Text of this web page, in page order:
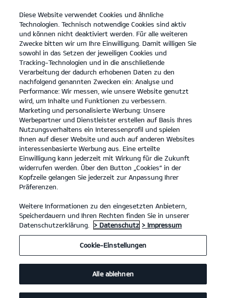
open
menu
KONTAKT
PREISLISTEN
Modelle
Business
Angebote
Elektromobilität
Aktuelles
Diese Website verwendet Cookies und ähnliche
Technologien. Technisch notwendige Cookies sind aktiv
und können nicht deaktiviert werden. Für alle weiteren
Zwecke bitten wir um Ihre Einwilligung. Damit willigen Sie
sowohl in das Setzen der jeweiligen Cookies und
Tracking-Technologien und in die anschließende
Verarbeitung der dadurch erhobenen Daten zu den
nachfolgend genannten Zwecken ein: Analyse und
Performance: Wir messen, wie unsere Website genutzt
wird, um Inhalte und Funktionen zu verbessern.
Marketing und personalisierte Werbung: Unsere
Werbepartner und Dienstleister erstellen auf Basis Ihres
Nutzungsverhaltens ein Interessenprofil und spielen
Ihnen auf dieser Website und auch auf anderen Websites
interessenbasierte Werbung aus. Eine erteilte
Einwilligung kann jederzeit mit Wirkung für die Zukunft
widerrufen werden. Über den Button „Cookies“ in der
Kopfzeile gelangen Sie jederzeit zur Anpassung Ihrer
Präferenzen.
Weitere Informationen zu den eingesetzten Anbietern,
Speicherdauern und Ihren Rechten finden Sie in unserer
Datenschutzerklärung.
> Datenschutz > Impressum
Cookie-Einstellungen
Alle ablehnen